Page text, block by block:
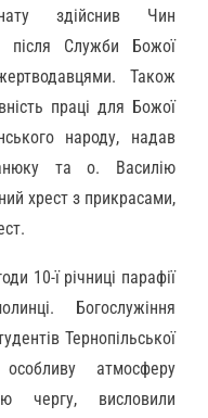
здійснив Чин
після Служби Божої
Також
праці для Божої
народу, надав
та о. Василію
хрест з прикрасами,
10-ї річниці парафії
Богослужіння
Тернопільської
атмосферу
чергу, висловили